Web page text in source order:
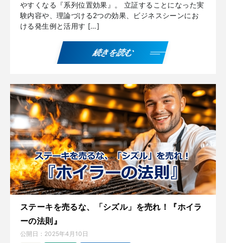
やすくなる『系列位置効果』。 立証することになった実
験内容や、理論づける2つの効果、ビジネスシーンにお
ける発生例と活用す […]
続きを読む
ステーキを売るな、「シズル」を売れ！『ホイラ
ーの法則』
公開日： 2025年4月10日